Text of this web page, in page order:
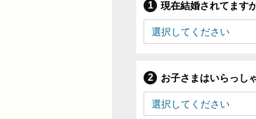
現在結婚されてますか
お子さまはいらっし